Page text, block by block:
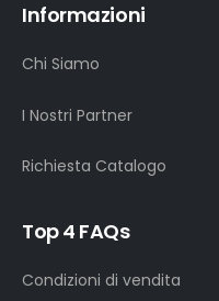
Informazioni
Chi Siamo
I Nostri Partner
Richiesta Catalogo
Top 4 FAQs
Condizioni di vendita